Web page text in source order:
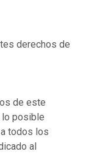
derechos de
de este
lo posible
todos los
al